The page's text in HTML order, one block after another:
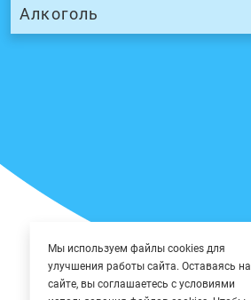
Алкоголь
Мы используем файлы cookies для
улучшения работы сайта. Оставаясь на
сайте, вы соглашаетесь с условиями